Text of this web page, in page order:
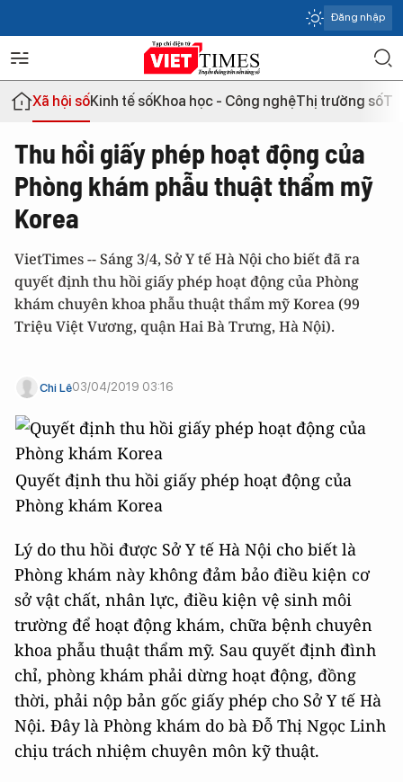
Đăng nhập
Xã hội sốKinh tế sốKhoa học - Công nghệThị trường số
Thu hồi giấy phép hoạt động của
Phòng khám phẫu thuật thẩm mỹ
Korea
VietTimes -- Sáng 3/4, Sở Y tế Hà Nội cho biết đã ra
quyết định thu hồi giấy phép hoạt động của Phòng
khám chuyên khoa phẫu thuật thẩm mỹ Korea (99
Triệu Việt Vương, quận Hai Bà Trưng, Hà Nội).
Chi Lê03/04/2019 03:16
Quyết định thu hồi giấy phép hoạt động của
Phòng khám Korea
Lý do thu hồi được Sở Y tế Hà Nội cho biết là
Phòng khám này không đảm bảo điều kiện cơ
sở vật chất, nhân lực, điều kiện vệ sinh môi
trường để hoạt động khám, chữa bệnh chuyên
khoa phẫu thuật thẩm mỹ. Sau quyết định đình
chỉ, phòng khám phải dừng hoạt động, đồng
thời, phải nộp bản gốc giấy phép cho Sở Y tế Hà
Nội. Đây là Phòng khám do bà Đỗ Thị Ngọc Linh
chịu trách nhiệm chuyên môn kỹ thuật.